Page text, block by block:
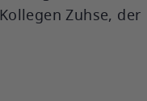
Zuhse, der